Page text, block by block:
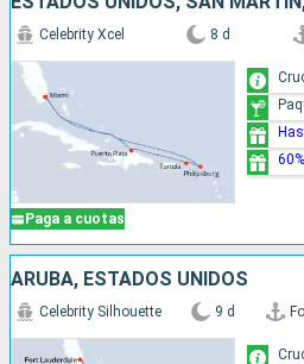
Paga a cuotas
Celebrity Xcel 8 d
ARUBA, ESTADOS UNIDOS
Celebrity Silhouette 9 d